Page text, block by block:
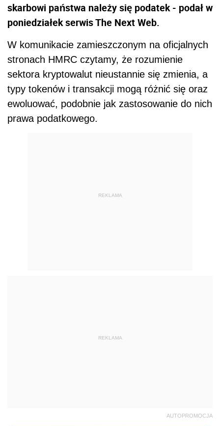
skarbowi państwa należy się podatek - podał w
poniedziałek serwis The Next Web.
W komunikacie zamieszczonym na oficjalnych
stronach HMRC czytamy, że rozumienie
sektora kryptowalut nieustannie się zmienia, a
typy tokenów i transakcji mogą różnić się oraz
ewoluować, podobnie jak zastosowanie do nich
prawa podatkowego.
REKLAMA
REKLAMA
AUTOPROMOCJA